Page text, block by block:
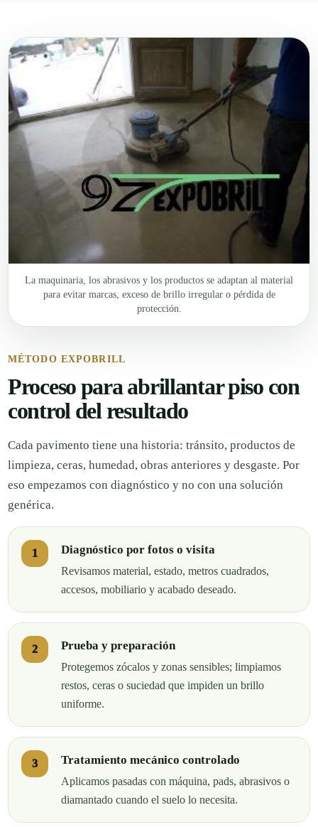
La maquinaria, los abrasivos y los productos se adaptan al material
para evitar marcas, exceso de brillo irregular o pérdida de
protección.
MÉTODO EXPOBRILL
Proceso para abrillantar piso con
control del resultado
Cada pavimento tiene una historia: tránsito, productos de
limpieza, ceras, humedad, obras anteriores y desgaste. Por
eso empezamos con diagnóstico y no con una solución
genérica.
Diagnóstico por fotos o visita
Revisamos material, estado, metros cuadrados,
accesos, mobiliario y acabado deseado.
Prueba y preparación
Protegemos zócalos y zonas sensibles; limpiamos
restos, ceras o suciedad que impiden un brillo
uniforme.
Tratamiento mecánico controlado
Aplicamos pasadas con máquina, pads, abrasivos o
diamantado cuando el suelo lo necesita.